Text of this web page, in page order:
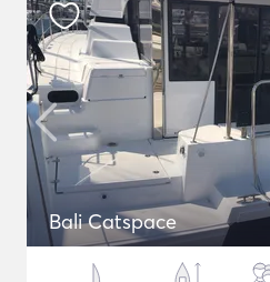
Bali Catspace